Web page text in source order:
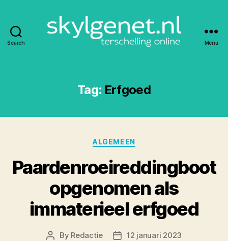
Search
online
Menu
Tag: Erfgoed
Categories
ALGEMEEN
Paardenroeireddingboot
opgenomen als
immaterieel erfgoed
Post
By Redactie
Post12 januari 2023